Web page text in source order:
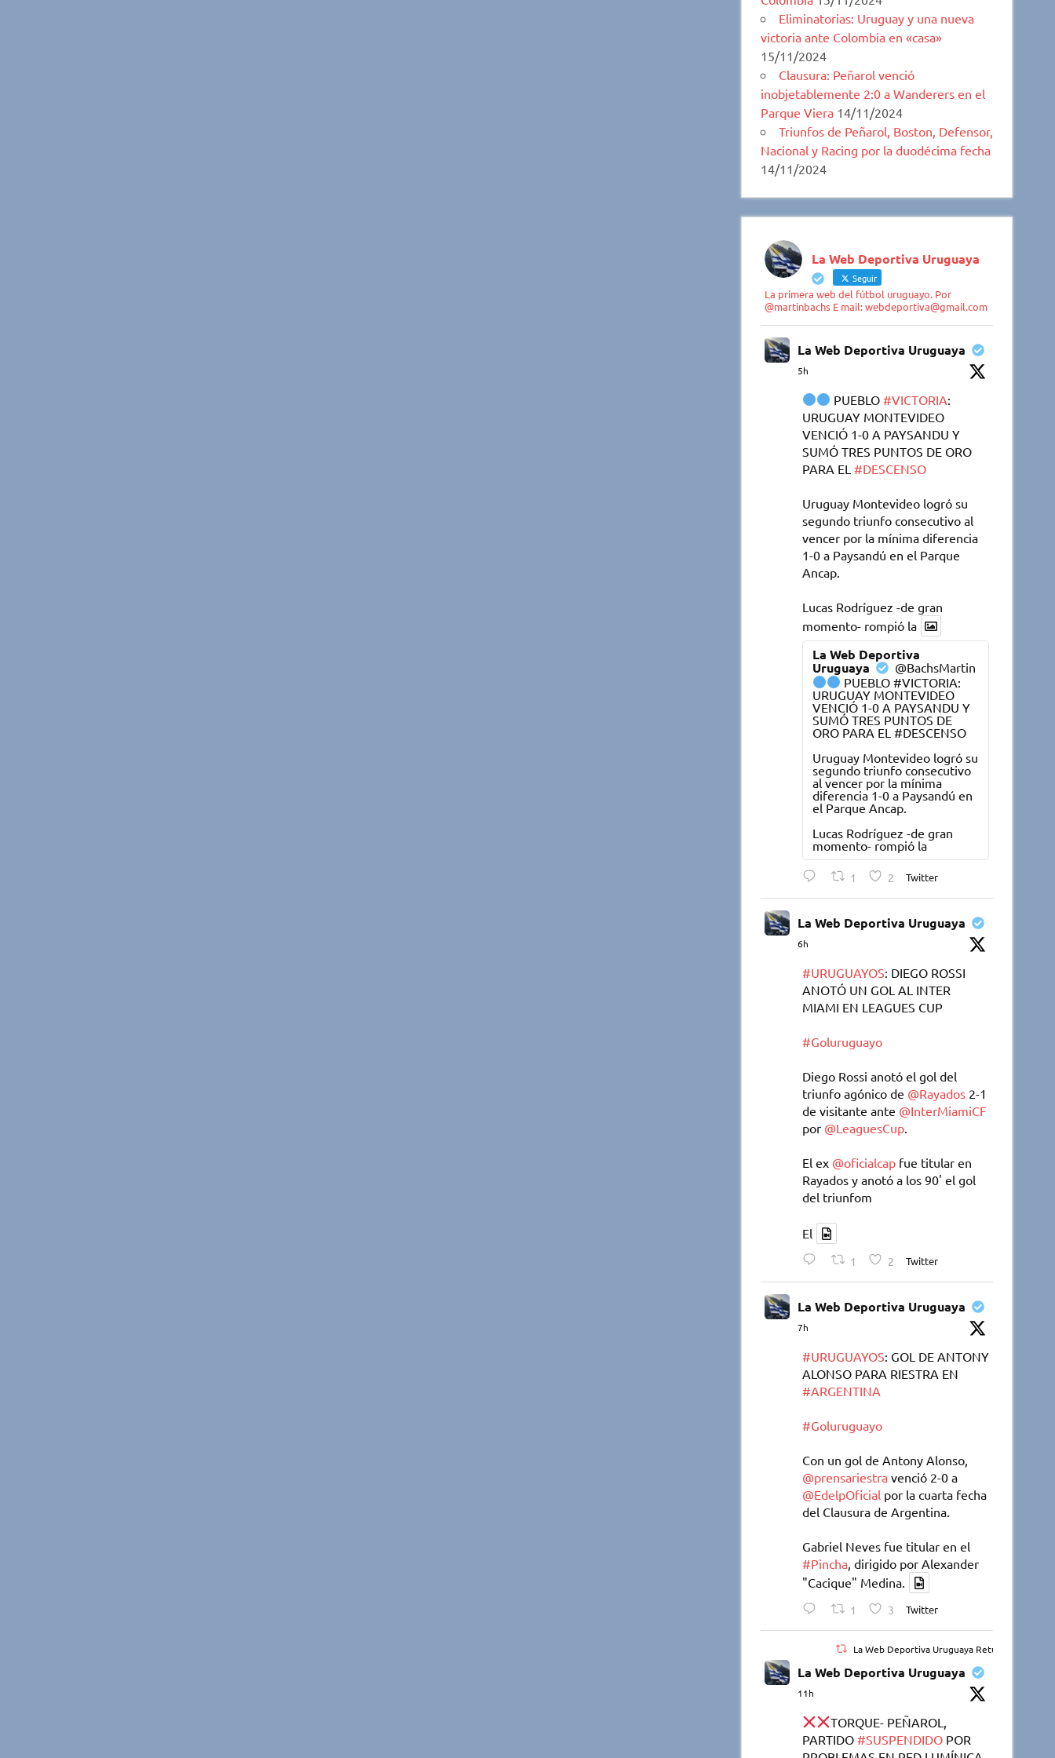
Eliminatorias: Uruguay y una nueva
victoria ante Colombia en «casa»
15/11/2024
Clausura: Peñarol venció
inobjetablemente 2:0 a Wanderers en el
Parque Viera 14/11/2024
Triunfos de Peñarol, Boston, Defensor,
Nacional y Racing por la duodécima fecha
14/11/2024
La Web Deportiva Uruguaya
Seguir
La primera web del fútbol uruguayo. Por
@martinbachs E mail: webdeportiva@gmail.com
La Web Deportiva Uruguaya
5h
PUEBLO#VICTORIA:
URUGUAY MONTEVIDEO
VENCIÓ 1-0 A PAYSANDU Y
SUMÓ TRES PUNTOS DE ORO
PARA EL#DESCENSO
Uruguay Montevideo logró su
segundo triunfo consecutivo al
vencer por la mínima diferencia
1-0 a Paysandú en el Parque
Ancap.
Lucas Rodríguez -de gran
momento- rompió la
La Web Deportiva
Uruguaya
@BachsMartin
PUEBLO #VICTORIA:
URUGUAY MONTEVIDEO
VENCIÓ 1-0 A PAYSANDU Y
SUMÓ TRES PUNTOS DE
ORO PARA EL #DESCENSO
Uruguay Montevideo logró su
segundo triunfo consecutivo
al vencer por la mínima
diferencia 1-0 a Paysandú en
el Parque Ancap.
Lucas Rodríguez -de gran
momento- rompió la
1 2 Twitter
La Web Deportiva Uruguaya
6h
#URUGUAYOS: DIEGO ROSSI
ANOTÓ UN GOL AL INTER
MIAMI EN LEAGUES CUP
#Goluruguayo
Diego Rossi anotó el gol del
triunfo agónico de @Rayados 2-1
de visitante ante @InterMiamiCF
por @LeaguesCup.
El ex @oficialcap fue titular en
Rayados y anotó a los 90' el gol
del triunfom
El
1 2 Twitter
La Web Deportiva Uruguaya
7h
#URUGUAYOS: GOL DE ANTONY
ALONSO PARA RIESTRA EN
#ARGENTINA
#Goluruguayo
Con un gol de Antony Alonso,
@prensariestra venció 2-0 a
@EdelpOficial por la cuarta fecha
del Clausura de Argentina.
Gabriel Neves fue titular en el
#Pincha , dirigido por Alexander
"Cacique" Medina.
1 3 Twitter
La Web Deportiva Uruguaya Retuiteado
La Web Deportiva Uruguaya
11h
TORQUE- PEÑAROL,
PARTIDO#SUSPENDIDO POR